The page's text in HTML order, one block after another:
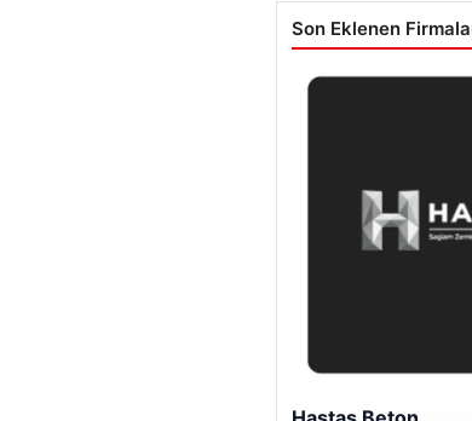
Son Eklenen